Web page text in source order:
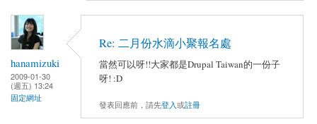
hanamizuki
2009-01-30
(週五) 13:24
固定網址
Re: 二月份水滴小聚報名處
當然可以呀!!大家都是Drupal Taiwan的一份子
呀! :D
發表回應前，請先登入或註冊